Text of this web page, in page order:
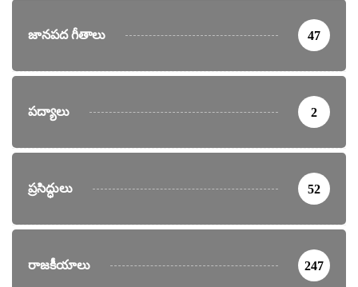
జానపద గీతాలు 47
పద్యాలు 2
ప్రసిద్ధులు 52
రాజకీయాలు 247